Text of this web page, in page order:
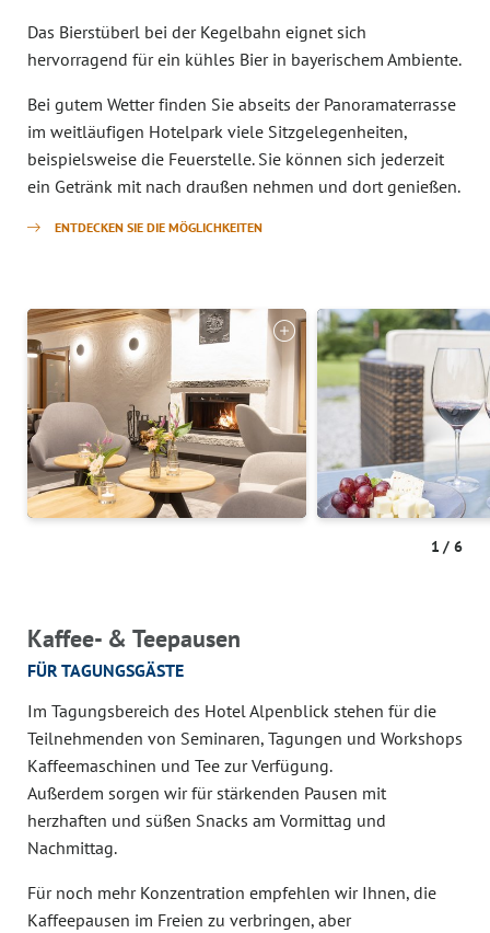
Das Bierstüberl bei der Kegelbahn eignet sich
hervorragend für ein kühles Bier in bayerischem Ambiente.
Bei gutem Wetter finden Sie abseits der Panoramaterrasse
im weitläufigen Hotelpark viele Sitzgelegenheiten,
beispielsweise die Feuerstelle. Sie können sich jederzeit
ein Getränk mit nach draußen nehmen und dort genießen.
ENTDECKEN SIE DIE MÖGLICHKEITEN
1 / 6
Kaffee- & Teepausen
FÜR TAGUNGSGÄSTE
Im Tagungsbereich des Hotel Alpenblick stehen für die
Teilnehmenden von Seminaren, Tagungen und Workshops
Kaffeemaschinen und Tee zur Verfügung.
Außerdem sorgen wir für stärkenden Pausen mit
herzhaften und süßen Snacks am Vormittag und
Nachmittag.
Für noch mehr Konzentration empfehlen wir Ihnen, die
Kaffeepausen im Freien zu verbringen, aber